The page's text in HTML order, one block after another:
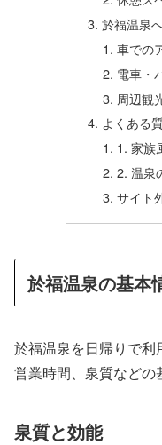
於福温泉
車での
電車・
周辺観
よくある
1. 家族
2. 温泉
サイト
於福温泉の基本
於福温泉を日帰りで
営業時間、泉質などの
泉質と効能